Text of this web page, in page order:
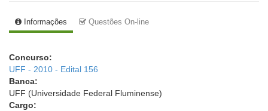
Informações Questões On-line
Concurso:
UFF - 2010 - Edital 156
Banca:
UFF (Universidade Federal Fluminense)
Cargo: